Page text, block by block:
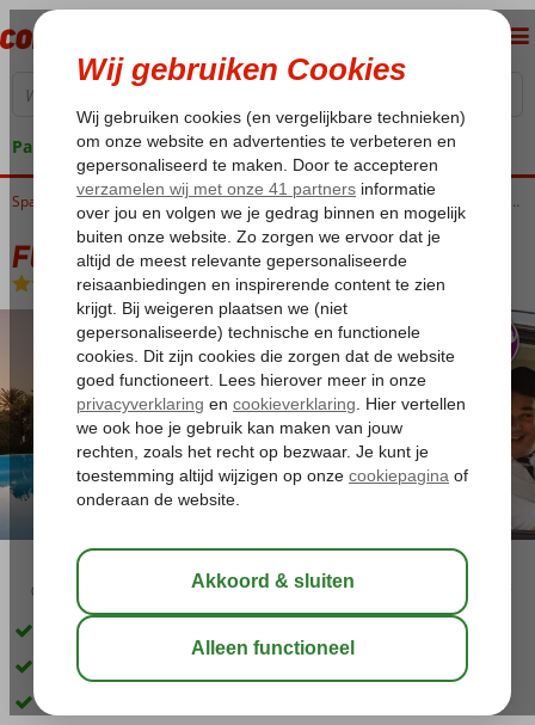
Pakketgarantie
Home Canarische Eilanden Lanzarote Playa Blanca Fly & Go Sandos Atlantic Gardens
Fly & Go Sandos Atlantic Gardens
All Inclusive-Appartement
04:30 aug 28°C
Accommodatie met een GSTC erkend duurzaamheidscertificaat
Inclusief huurauto